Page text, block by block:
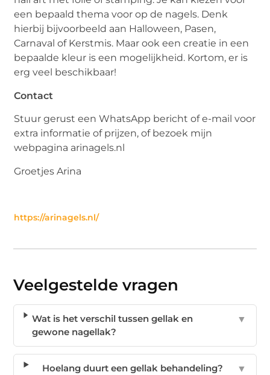
een bepaald thema voor op de nagels. Denk
hierbij bijvoorbeeld aan Halloween, Pasen,
Carnaval of Kerstmis. Maar ook een creatie in een
bepaalde kleur is een mogelijkheid. Kortom, er is
erg veel beschikbaar!
Contact
Stuur gerust een WhatsApp bericht of e-mail voor
extra informatie of prijzen, of bezoek mijn
webpagina arinagels.nl
Groetjes Arina
https://arinagels.nl/
Veelgestelde vragen
Wat is het verschil tussen gellak en
gewone nagellak?
▼
Hoelang duurt een gellak behandeling? ▼